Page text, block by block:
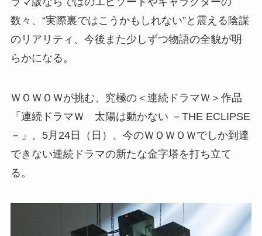
数々、“実際裏ではこうかもしれない”と震える陰謀
のリアリティ、今後また少しずつ物語の全貌が明
らかになる。
ＷＯＷＯＷが挑む、究極の＜連続ドラマＷ＞作品
「連続ドラマＷ 太陽は動かない －THE ECLIPSE
－」。5月24日（日）、今のＷＯＷＯＷでしか到達
できない連続ドラマの新たな金字塔を打ち立て
る。